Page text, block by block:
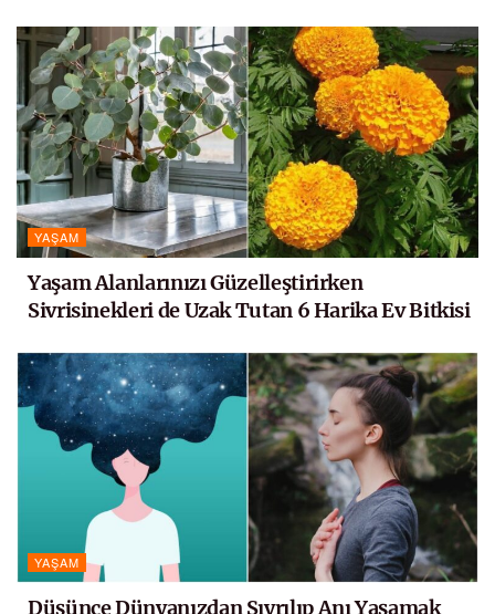
YAŞAM
Yaşam Alanlarınızı Güzelleştirirken
Sivrisinekleri de Uzak Tutan 6 Harika Ev Bitkisi
YAŞAM
Düşünce Dünyanızdan Sıyrılıp Anı Yaşamak